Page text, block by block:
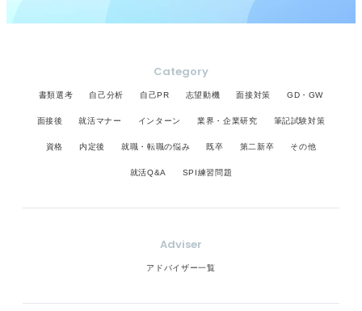
Category
書類選考 自己分析 自己PR 志望動機 面接対策 GD・GW
面接後 就活マナー インターン 業界・企業研究 筆記試験対策
資格 内定後 就職・転職の悩み 既卒 第二新卒 その他
就活Q&A SPI練習問題
Adviser
アドバイザー一覧